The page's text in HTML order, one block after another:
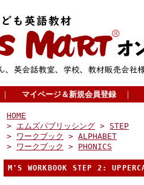
｜ マイページ＆新規会員登録 ｜
HOME
> エムズパブリッシング > STEP
> ワークブック > ALPHABET
> ワークブック > PHONICS
M'S WORKBOOK STEP 2: